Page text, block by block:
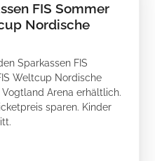
FIS Sommer
Nordische
Sparkassen FIS
Weltcup Nordische
Arena erhältlich.
sparen. Kinder